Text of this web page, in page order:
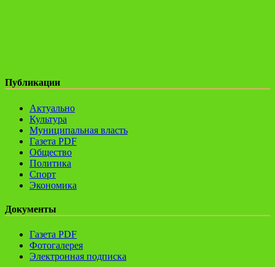
Публикации
Актуально
Культура
Муниципальная власть
Газета PDF
Общество
Политика
Спорт
Экономика
Документы
Газета PDF
Фотогалерея
Электронная подписка